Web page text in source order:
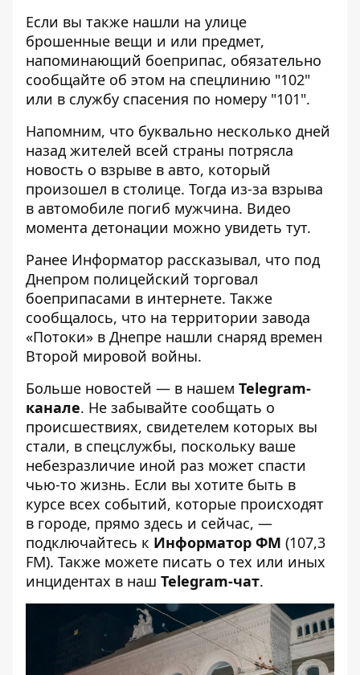
Если вы также нашли на улице
брошенные вещи и или предмет,
напоминающий боеприпас, обязательно
сообщайте об этом на спецлинию "102"
или в службу спасения по номеру "101".
Напомним, что буквально несколько дней
назад жителей всей страны потрясла
новость о взрыве в авто, который
произошел в столице. Тогда из-за взрыва
в автомобиле погиб мужчина. Видео
момента детонации можно увидеть тут.
Ранее Информатор рассказывал, что под
Днепром полицейский торговал
боеприпасами в интернете. Также
сообщалось, что на территории завода
«Потоки» в Днепре нашли снаряд времен
Второй мировой войны.
Больше новостей — в нашем Telegram-
канале. Не забывайте сообщать о
происшествиях, свидетелем которых вы
стали, в спецслужбы, поскольку ваше
небезразличие иной раз может спасти
чью-то жизнь. Если вы хотите быть в
курсе всех событий, которые происходят
в городе, прямо здесь и сейчас, —
подключайтесь к Информатор ФМ (107,3
FM). Также можете писать о тех или иных
инцидентах в наш Telegram-чат.